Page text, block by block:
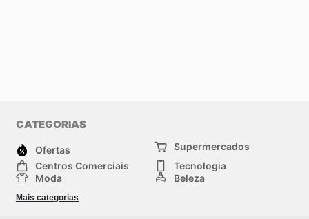
CATEGORIAS
Ofertas
Supermercados
Centros Comerciais
Tecnologia
Moda
Beleza
Construção e jardinagem
Mais categorias